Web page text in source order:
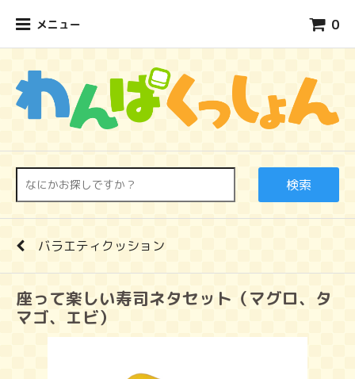
メニュー 0
検索
バラエティクッション
座って楽しい寿司ネタセット（マグロ、タ
マゴ、エビ）